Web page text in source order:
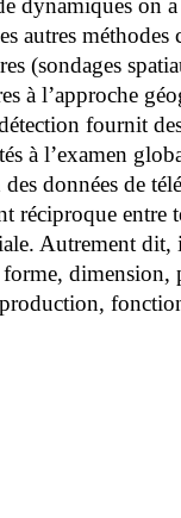
dynamiques on
autres méthodes
(sondages
à l’approche
fournit
à l’examen
données de
réciproque entre
Autrement dit,
forme,